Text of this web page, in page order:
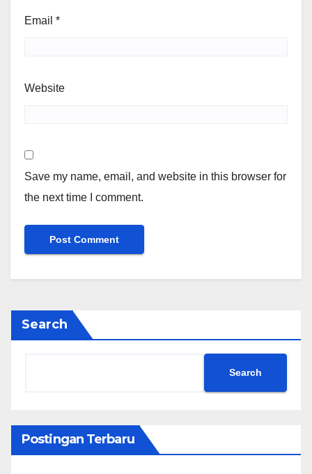
Email *
Website
Save my name, email, and website in this browser for
the next time I comment.
Search
Search
Postingan Terbaru